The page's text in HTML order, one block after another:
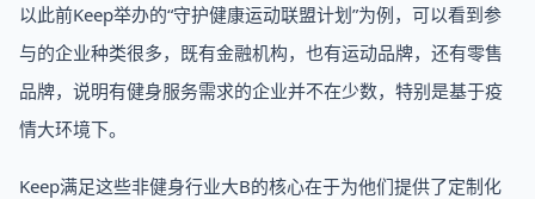
以此前Keep举办的“守护健康运动联盟计划”为例，可以看到参
与的企业种类很多，既有金融机构，也有运动品牌，还有零售
品牌，说明有健身服务需求的企业并不在少数，特别是基于疫
情大环境下。
Keep满足这些非健身行业大B的核心在于为他们提供了定制化